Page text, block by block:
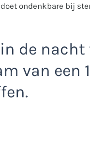
ondenkbare bij
de
van een